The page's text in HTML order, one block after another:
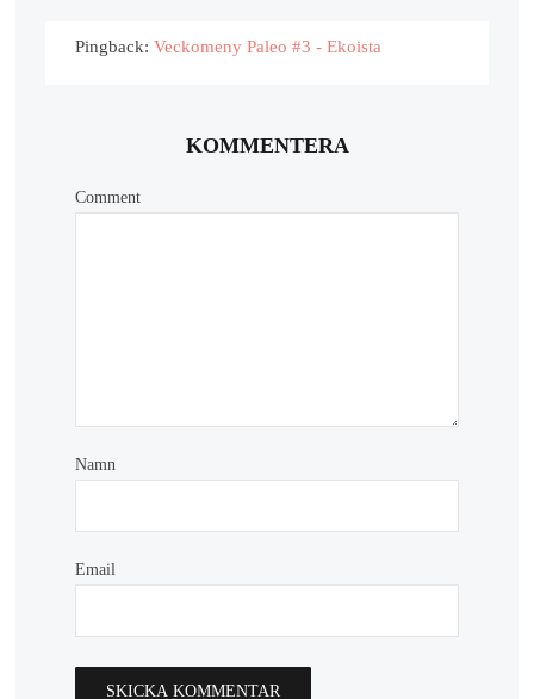
Pingback:Veckomeny Paleo #3 - Ekoista
KOMMENTERA
Comment
Namn
Email